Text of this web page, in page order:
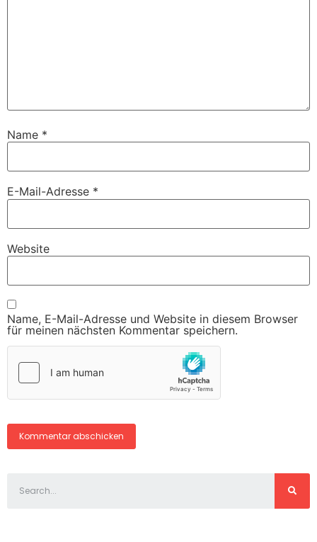
Name *
E-Mail-Adresse *
Website
Name, E-Mail-Adresse und Website in diesem Browser
für meinen nächsten Kommentar speichern.